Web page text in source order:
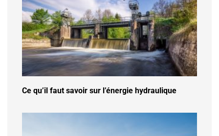
Ce qu’il faut savoir sur l’énergie hydraulique